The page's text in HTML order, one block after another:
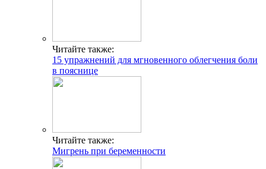
Читайте также:
15 упражнений для мгновенного облегчения боли
в пояснице
Читайте также:
Мигрень при беременности